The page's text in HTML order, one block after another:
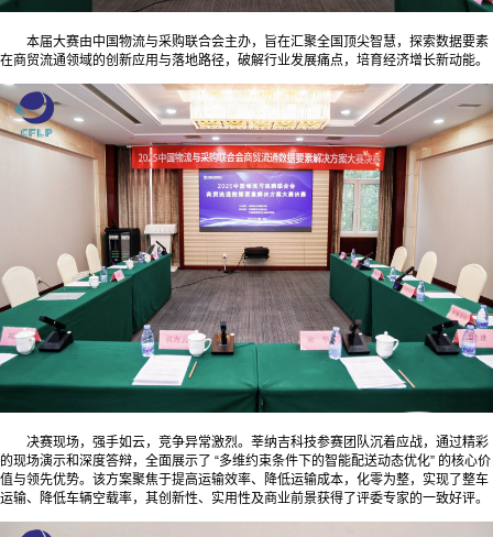
本届大赛由中国物流与采购联合会主办，旨在汇聚全国顶尖智慧，探索数据要素
在商贸流通领域的创新应用与落地路径，破解行业发展痛点，培育经济增长新动能。
决赛现场，强手如云，竞争异常激烈。莘纳吉科技参赛团队沉着应战，通过精彩
的现场演示和深度答辩，全面展示了 “多维约束条件下的智能配送动态优化” 的核心价
值与领先优势。该方案聚焦于提高运输效率、降低运输成本，化零为整，实现了整车
运输、降低车辆空载率，其创新性、实用性及商业前景获得了评委专家的一致好评。